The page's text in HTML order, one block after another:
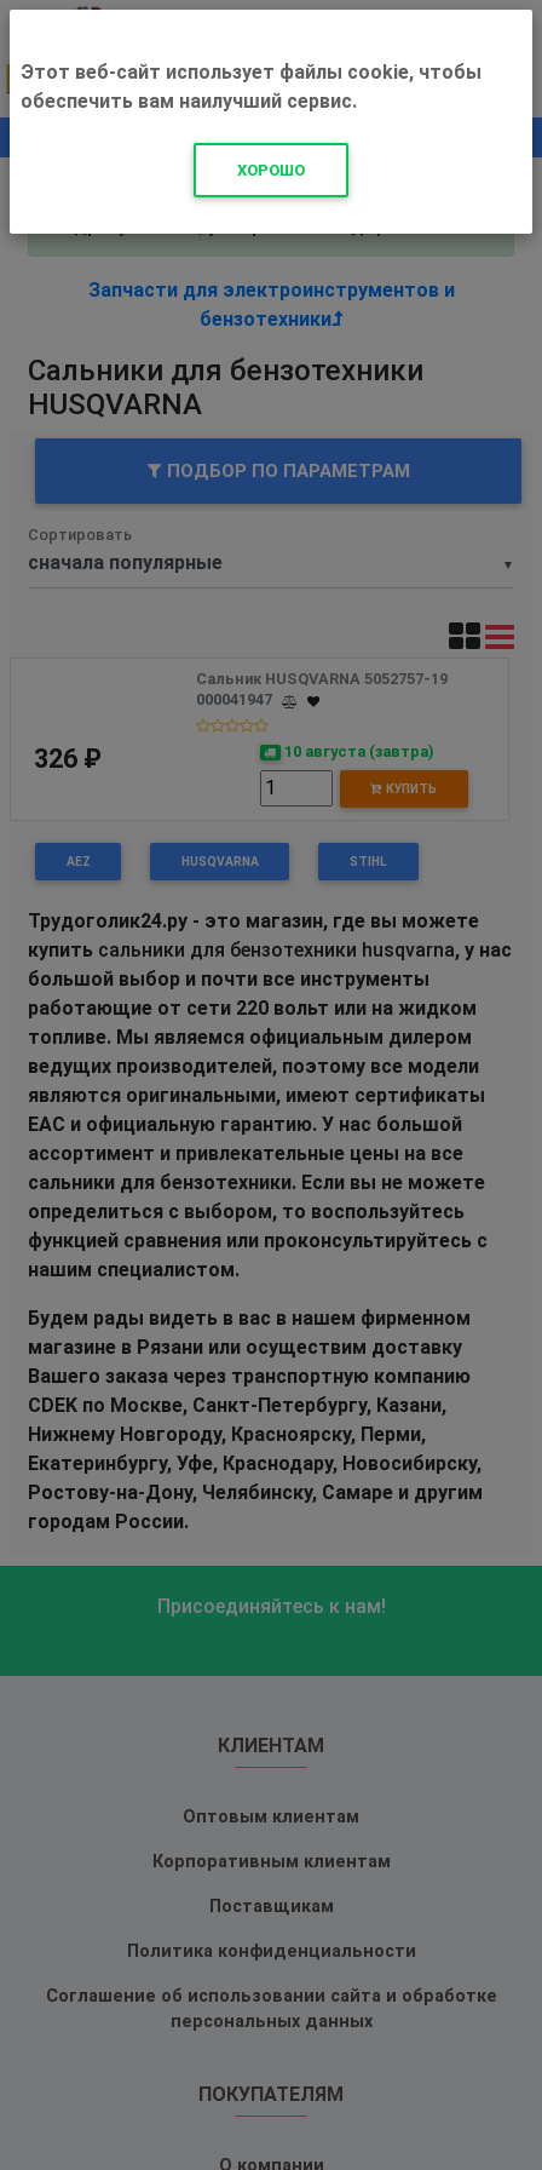
+500 ₽
Внимание! С 3 августа магазин работает по
Запчасти для электроинструментов и
бензотехники
Сальники для бензотехники
HUSQVARNA
ПОДБОР ПО ПАРАМЕТРАМ
▼
Сортировать
Сальник HUSQVARNA 5052757-19
000041947
326 ₽ 10 августа (завтра)
КУПИТЬ
AEZ HUSQVARNA STIHL
Трудоголик24.ру - это магазин, где вы можете
купить сальники для бензотехники husqvarna, у нас
большой выбор и почти все инструменты
работающие от сети 220 вольт или на жидком
топливе. Мы являемся официальным дилером
ведущих производителей, поэтому все модели
являются оригинальными, имеют сертификаты
EAC и официальную гарантию. У нас большой
ассортимент и привлекательные цены на все
сальники для бензотехники. Если вы не можете
определиться с выбором, то воспользуйтесь
функцией сравнения или проконсультируйтесь с
нашим специалистом.
Будем рады видеть в вас в нашем фирменном
магазине в Рязани или осуществим доставку
Вашего заказа через транспортную компанию
CDEK по Москве, Санкт-Петербургу, Казани,
Нижнему Новгороду, Красноярску, Перми,
Екатеринбургу, Уфе, Краснодару, Новосибирску,
Ростову-на-Дону, Челябинску, Самаре и другим
городам России.
Присоединяйтесь к нам!
КЛИЕНТАМ
Оптовым клиентам
Корпоративным клиентам
Поставщикам
Политика конфиденциальности
Соглашение об использовании сайта и обработке
персональных данных
ПОКУПАТЕЛЯМ
О компании
Этот веб-сайт использует файлы cookie, чтобы
обеспечить вам наилучший сервис.
ХОРОШО